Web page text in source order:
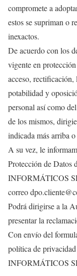
compromete a
estos se supriman o
inexactos.
De acuerdo con los
vigente en
acceso,
potabilidad y
personal así como
de los mismos,
indicada más arriba
A su vez, le
Protección de
INFORMÁTICOS
correo
Podrá dirigirse a la
presentar la
Con envío del
política de
INFORMÁTICOS